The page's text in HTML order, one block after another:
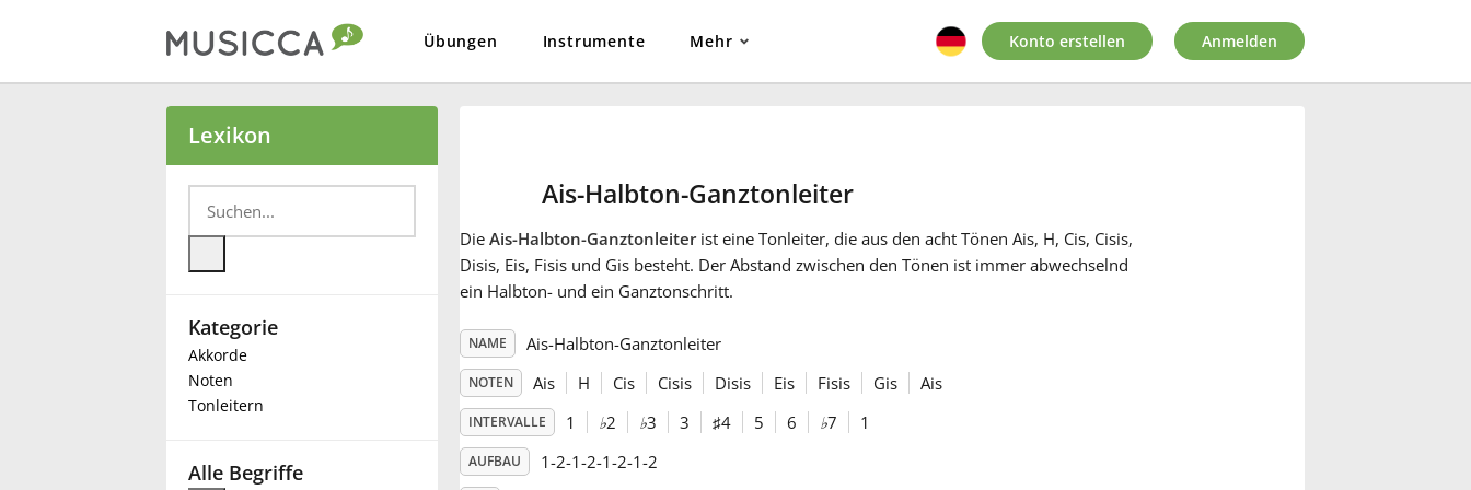
Übungen Instrumente Mehr
Български
Deutsch
Español
Konto erstellen Anmelden
Lexikon
Kategorie
Akkorde
Noten
Tonleitern
Alle Begriffe
Ais-Halbton-Ganztonleiter
Die Ais-Halbton-Ganztonleiterist eine Tonleiter, die aus den acht Tönen Ais, H, Cis, Cisis,
Disis, Eis, Fisis und Gis besteht. Der Abstand zwischen den Tönen ist immer abwechselnd
ein Halbton- und ein Ganztonschritt.
NAME Ais-Halbton-Ganztonleiter
NOTEN Ais H Cis Cisis Disis Eis Fisis Gis Ais
INTERVALLE 1 ♭2 ♭3 3 ♯4 5 6 ♭7 1
AUFBAU 1-2-1-2-1-2-1-2